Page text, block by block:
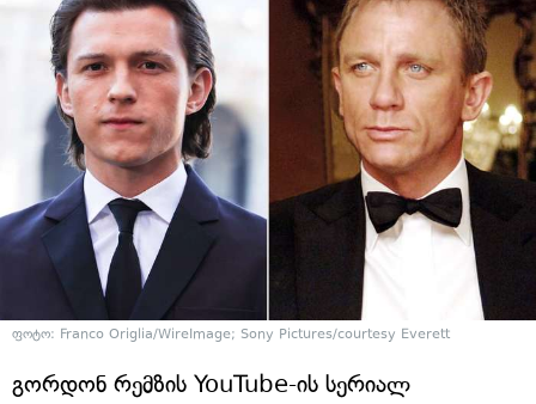
ფოტო: Franco Origlia/WireImage; Sony Pictures/courtesy Everett
გორდონ რემზის YouTube-ის სერიალ